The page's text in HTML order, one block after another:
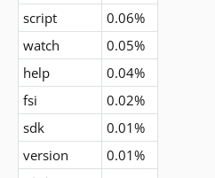
script
0.06%
watch
0.05%
help
0.04%
fsi
0.02%
sdk
0.01%
version
0.01%